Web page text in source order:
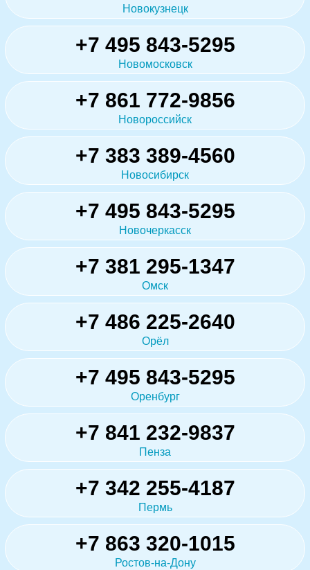
Новокузнецк
+7 495 843-5295
Новомосковск
+7 861 772-9856
Новороссийск
+7 383 389-4560
Новосибирск
+7 495 843-5295
Новочеркасск
+7 381 295-1347
Омск
+7 486 225-2640
Орёл
+7 495 843-5295
Оренбург
+7 841 232-9837
Пенза
+7 342 255-4187
Пермь
+7 863 320-1015
Ростов-на-Дону